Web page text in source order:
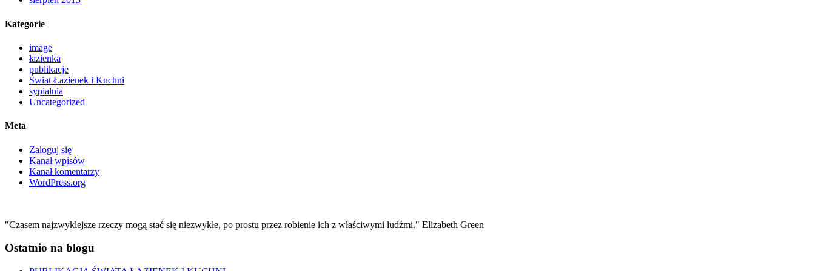
Kategorie
image
łazienka
publikacje
Świat Łazienek i Kuchni
sypialnia
Uncategorized
Meta
Zaloguj się
Kanał wpisów
Kanał komentarzy
WordPress.org
"Czasem najzwyklejsze rzeczy mogą stać się niezwykłe, po prostu przez robienie ich z właściwymi ludźmi." Elizabeth Green
Ostatnio na blogu